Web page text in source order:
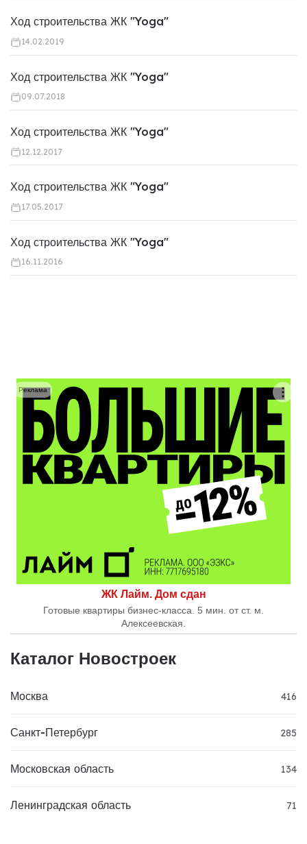
Ход строительства ЖК "Yoga"
14.02.2019
Ход строительства ЖК "Yoga"
09.07.2018
Ход строительства ЖК "Yoga"
12.12.2017
Ход строительства ЖК "Yoga"
17.05.2017
Ход строительства ЖК "Yoga"
16.11.2016
ЖК Лайм. Дом сдан
Готовые квартиры бизнес-класса. 5 мин. от ст. м.
Алексеевская.
Реклама
Каталог Новостроек
Москва 416
Санкт-Петербург 285
Московская область 134
Ленинградская область 71